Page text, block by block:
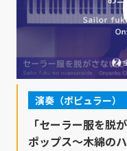
演奏（ポピュラー）
「セーラー服を脱
ポップス～木綿の